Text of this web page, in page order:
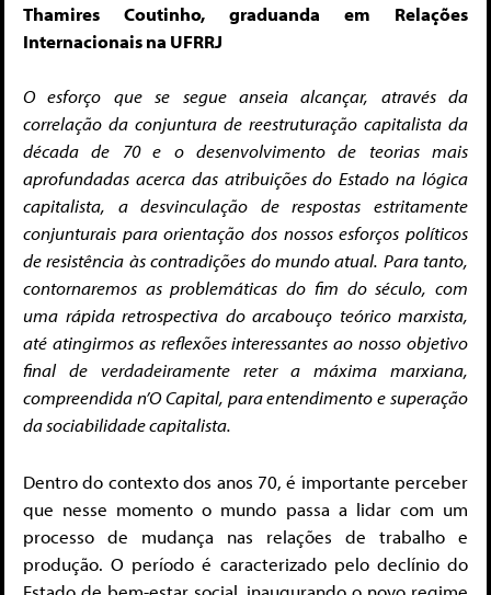
Thamires Coutinho, graduanda em Relações
Internacionais na UFRRJ
O esforço que se segue anseia alcançar, através da
correlação da conjuntura de reestruturação capitalista da
década de 70 e o desenvolvimento de teorias mais
aprofundadas acerca das atribuições do Estado na lógica
capitalista, a desvinculação de respostas estritamente
conjunturais para orientação dos nossos esforços políticos
de resistência às contradições do mundo atual. Para tanto,
contornaremos as problemáticas do fim do século, com
uma rápida retrospectiva do arcabouço teórico marxista,
até atingirmos as reflexões interessantes ao nosso objetivo
final de verdadeiramente reter a máxima marxiana,
compreendida n’O Capital, para entendimento e superação
da sociabilidade capitalista.
Dentro do contexto dos anos 70, é importante perceber
que nesse momento o mundo passa a lidar com um
processo de mudança nas relações de trabalho e
produção. O período é caracterizado pelo declínio do